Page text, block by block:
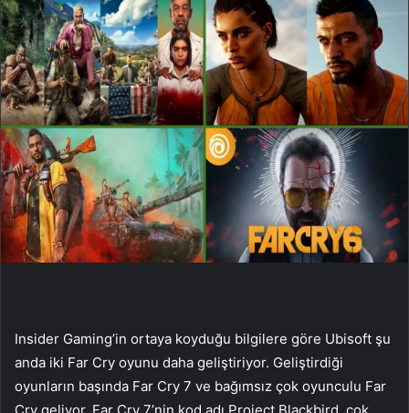
Insider Gaming’in ortaya koyduğu bilgilere göre Ubisoft şu
anda iki Far Cry oyunu daha geliştiriyor. Geliştirdiği
oyunların başında Far Cry 7 ve bağımsız çok oyunculu Far
Cry geliyor. Far Cry 7’nin kod adı Project Blackbird, çok